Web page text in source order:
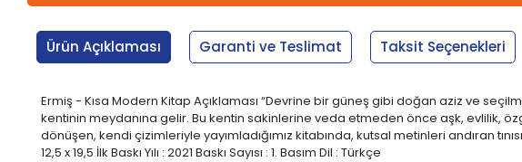
Ürün Açıklaması Garanti ve Teslimat Taksit Seçenekleri
Ermiş - Kısa Modern Kitap Açıklaması “Devrine bir güneş gibi doğan aziz ve
kentinin meydanına gelir. Bu kentin sakinlerine veda etmeden önce aşk, evlilik,
dönüşen, kendi çizimleriyle yayımladığımız kitabında, kutsal metinleri andıran
12,5 x 19,5 İlk Baskı Yılı : 2021 Baskı Sayısı : 1. Basım Dil : Türkçe